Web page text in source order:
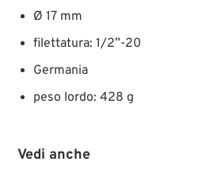
Ø 17 mm
filettatura: 1/2”-20
Germania
peso lordo: 428 g
Vedi anche